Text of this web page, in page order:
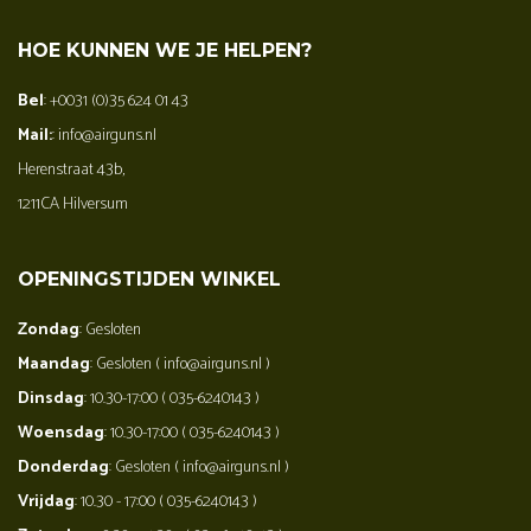
HOE KUNNEN WE JE HELPEN?
Bel: +0031 (0)35 624 01 43
Mail:: info@airguns.nl
Herenstraat 43b,
1211CA Hilversum
OPENINGSTIJDEN WINKEL
Zondag: Gesloten
Maandag: Gesloten ( info@airguns.nl )
Dinsdag: 10.30-17:00 ( 035-6240143 )
Woensdag: 10.30-17:00 ( 035-6240143 )
Donderdag: Gesloten ( info@airguns.nl )
Vrijdag: 10.30 - 17:00 ( 035-6240143 )